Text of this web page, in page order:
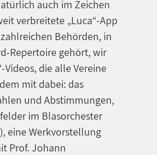
auch im Zeichen
verbreitete „Luca“-App
Behörden, in
Repertoire gehört, wir
die alle Vereine
mit dabei: das
und Abstimmungen,
im Blasorchester
eine Werkvorstellung
Prof. Johann